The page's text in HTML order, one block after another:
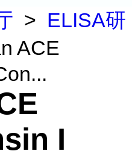
> ELISA研
ACE
I